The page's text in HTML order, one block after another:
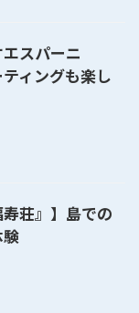
エスパーニ
ィングも楽し
寿荘』】島での